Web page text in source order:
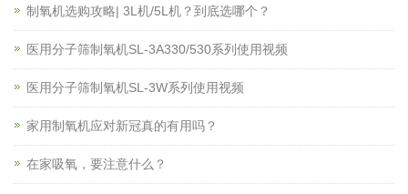
制氧机选购攻略| 3L机/5L机？到底选哪个？
医用分子筛制氧机SL-3A330/530系列使用视频
医用分子筛制氧机SL-3W系列使用视频
家用制氧机应对新冠真的有用吗？
在家吸氧，要注意什么？